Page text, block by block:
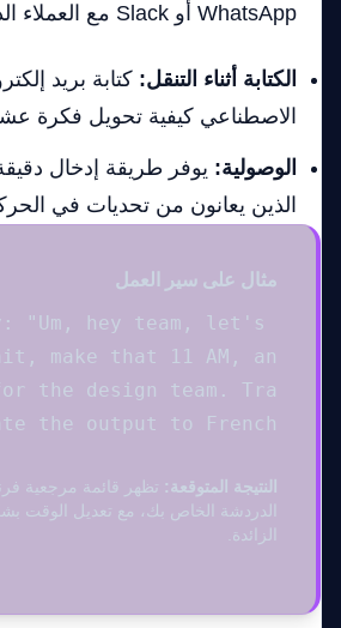
WhatsApp أو Slack مع العملاء الدوليين دون الحاجة لفتح Google Translate.
الكتابة أثناء التنقل: كتابة بريد
الاصطناعي كيفية تحويل فكرة
الوصولية: يوفر طريقة إدخال
الذين يعانون من تحديات في
مثال على سير العمل
"Um, hey team, let's
make that 11 AM, an
the design team. Tra
النتيجة المتوقعة: تظهر قائمة مرجعية
الزائدة.